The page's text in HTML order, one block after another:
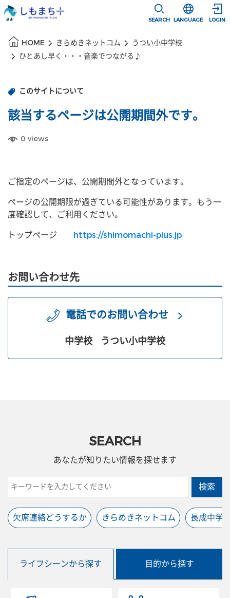
SEARCH
選択すると言
LANGUAGE LOGIN
HOME きらめきネットコム
うつい小中学校
ひとあし早く・・・音楽でつながる♪
このサイトについて
該当するページは公開期間外です。
0 views
ご指定のページは、公開期間外となっています。
ページの公開期限が過ぎている可能性があります。もう一
度確認して、ご利用ください。
トップページ
https://shimomachi-plus.jp
お問い合わせ先
電話でのお問い合わせ
中学校 うつい小中学校
SEARCH
あなたが知りたい情報を探せます
検索
欠席連絡どうするか きらめきネットコム 長成中学
ライフシーンから探す 目的から探す